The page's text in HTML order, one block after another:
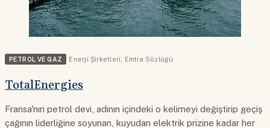
PETROL VE GAZ Enerji Şirketleri Emtia Sözlüğü
TotalEnergies
Fransa'nın petrol devi, adının içindeki o kelimeyi değiştirip geçiş
çağının liderliğine soyunan, kuyudan elektrik prizine kadar her